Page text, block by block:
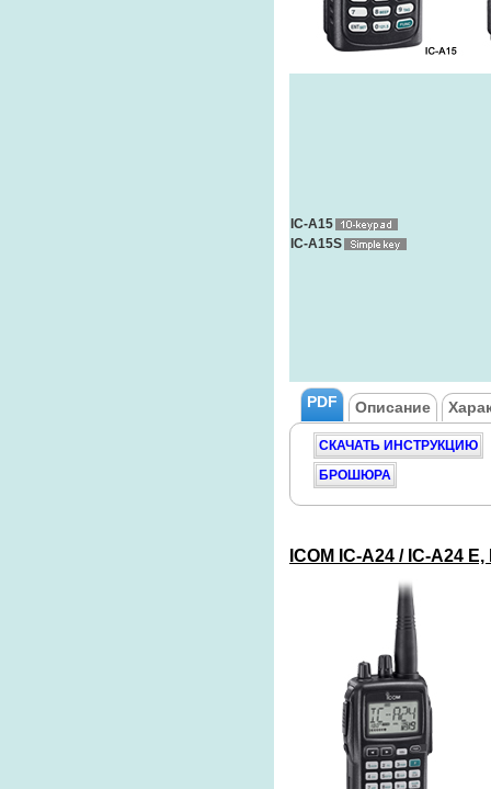
IC-A15
IC-A15S
PDF Описание
СКАЧАТЬ ИНСТРУКЦИЮ
БРОШЮРА
ICOM IC-A24 / IC-A24 E,